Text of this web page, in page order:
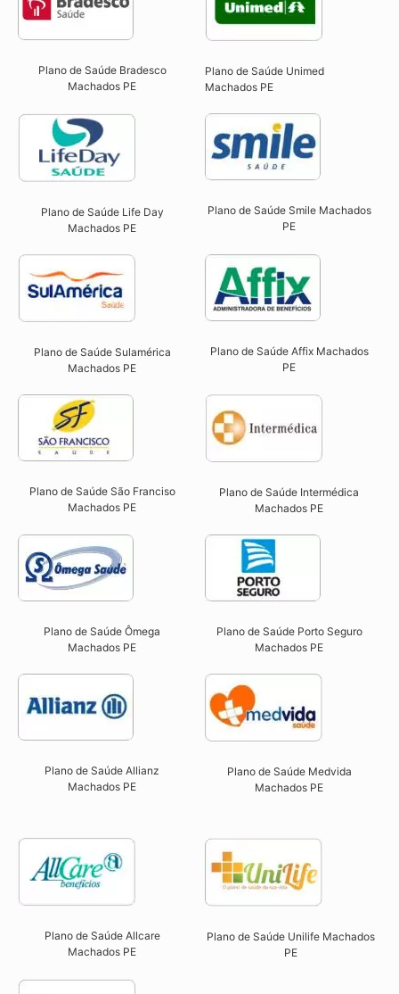
Plano de Saúde Bradesco
Machados PE
Plano de Saúde Unimed
Machados PE
Plano de Saúde Life Day
Machados PE
Plano de Saúde Smile Machados
PE​
Plano de Saúde Sulamérica
Machados PE
Plano de Saúde Affix Machados
PE​
Plano de Saúde São Franciso
Machados PE​
Plano de Saúde Intermédica
Machados PE​
Plano de Saúde Ômega
Machados PE​
Plano de Saúde Porto Seguro
Machados PE​
Plano de Saúde Allianz
Machados PE​
Plano de Saúde Medvida
Machados PE
Plano de Saúde Allcare
Machados PE​
Plano de Saúde Unilife Machados
PE​